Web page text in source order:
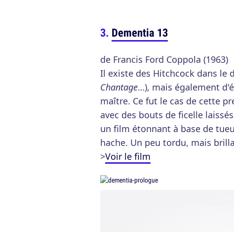
Dementia 13
de Francis Ford Coppola (1963)
Il existe des Hitchcock dans le
Chantage…), mais également
maître. Ce fut le cas de cette
avec des bouts de ficelle
un film étonnant à base de
hache. Un peu tordu, mais
>Voir le film